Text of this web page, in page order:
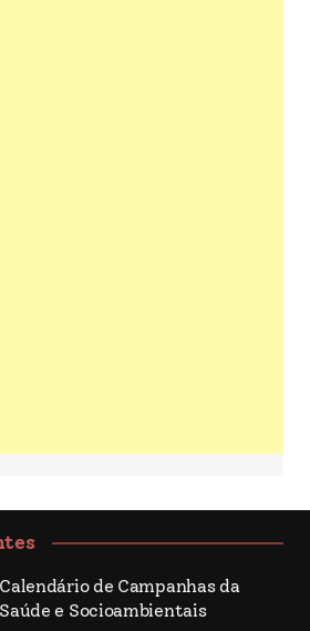
Calendário de Campanhas da
Saúde e Socioambientais